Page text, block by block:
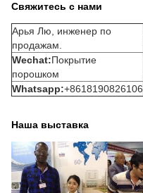
Свяжитесь с нами
Арья Лю, инженер по
продажам.
Wechat:Покрытие
порошком
Whatsapp:+8618190826106
Наша выставка